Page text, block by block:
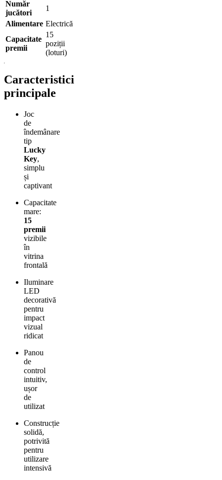
Număr
jucători
1
Alimentare Electrică
Capacitate
premii
15
poziții
(loturi)
Caracteristici
principale
Joc
de
îndemânare
tip
Lucky
Key,
simplu
și
captivant
Capacitate
mare:
15
premii
vizibile
în
vitrina
frontală
Iluminare
LED
decorativă
pentru
impact
vizual
ridicat
Panou
de
control
intuitiv,
ușor
de
utilizat
Construcție
solidă,
potrivită
pentru
utilizare
intensivă